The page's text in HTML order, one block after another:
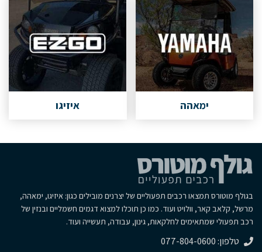
ימאהה איזיגו
בגולף מוטורס תמצאו רכבים תפעוליים של יצרנים מובילים כגון: איזיגו, ימאהה,
מרשל, קלאב קאר, וולויט ועוד. כמו כן תוכלו למצוא דגמים חשמליים ובנזין של
רכב תפעולי שמתאימים לחלקאות, גינון, עבודה, תעשייה ועוד.
טלפון: 077-804-0600